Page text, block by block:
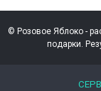
© Розовое Яблоко -
подарки.